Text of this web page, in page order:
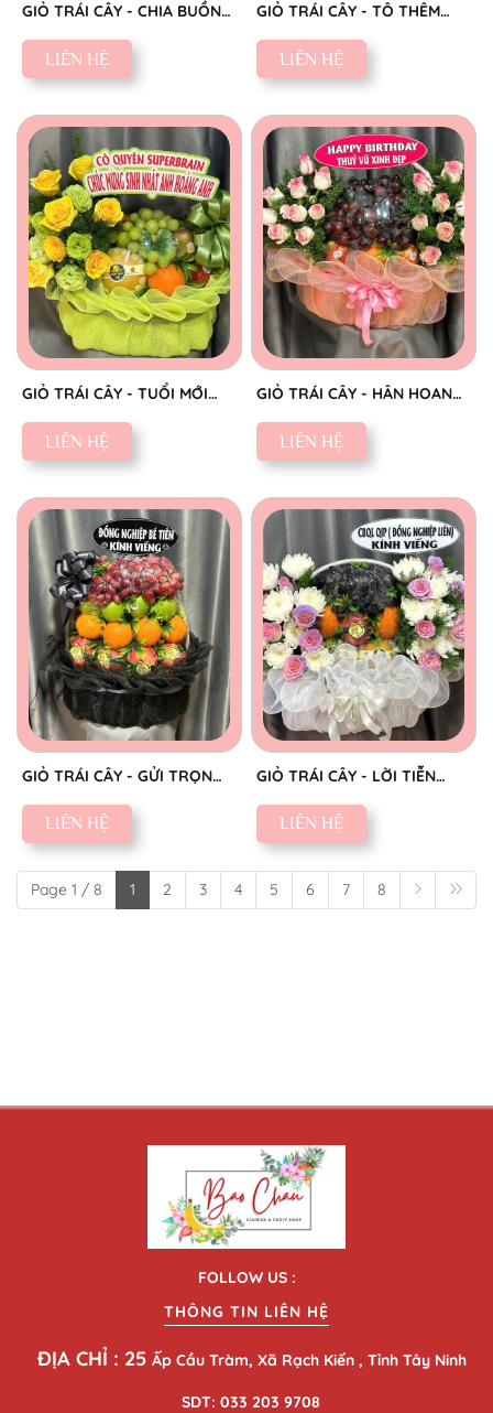
GIỎ TRÁI CÂY - CHIA BUỒN
CHÂN THÀNH
LIÊN HỆ
GIỎ TRÁI CÂY - TÔ THÊM
SẮC NGỌT
LIÊN HỆ
GIỎ TRÁI CÂY - TUỔI MỚI
VINH HOA
LIÊN HỆ
GIỎ TRÁI CÂY - HÂN HOAN
CHÚC MỪNG
LIÊN HỆ
GIỎ TRÁI CÂY - GỬI TRỌN
THÀNH KÍNH
LIÊN HỆ
GIỎ TRÁI CÂY - LỜI TIỄN
BIỆT SAU
LIÊN HỆ
Page 1 / 8 1 2 3 4 5 6 7 8
FOLLOW US :
THÔNG TIN LIÊN HỆ
ĐỊA CHỈ : 25 Ấp Cầu Tràm, Xã Rạch Kiến , Tỉnh Tây Ninh
SDT: 033 203 9708